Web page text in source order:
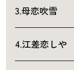
3.母恋吹雪
4.江差恋しや